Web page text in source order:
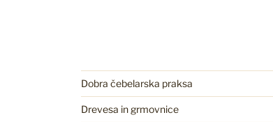
Dobra čebelarska praksa
Drevesa in grmovnice